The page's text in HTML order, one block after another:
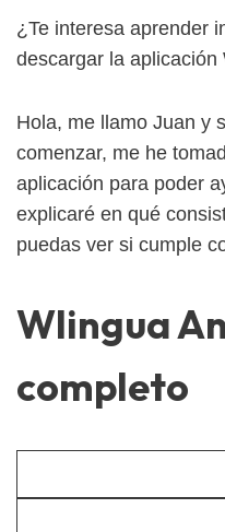
¿Te interesa aprender
descargar la aplicación
Hola, me llamo Juan y
comenzar, me he
aplicación para poder
explicaré en qué
puedas ver si cumple
Wlingua
completo